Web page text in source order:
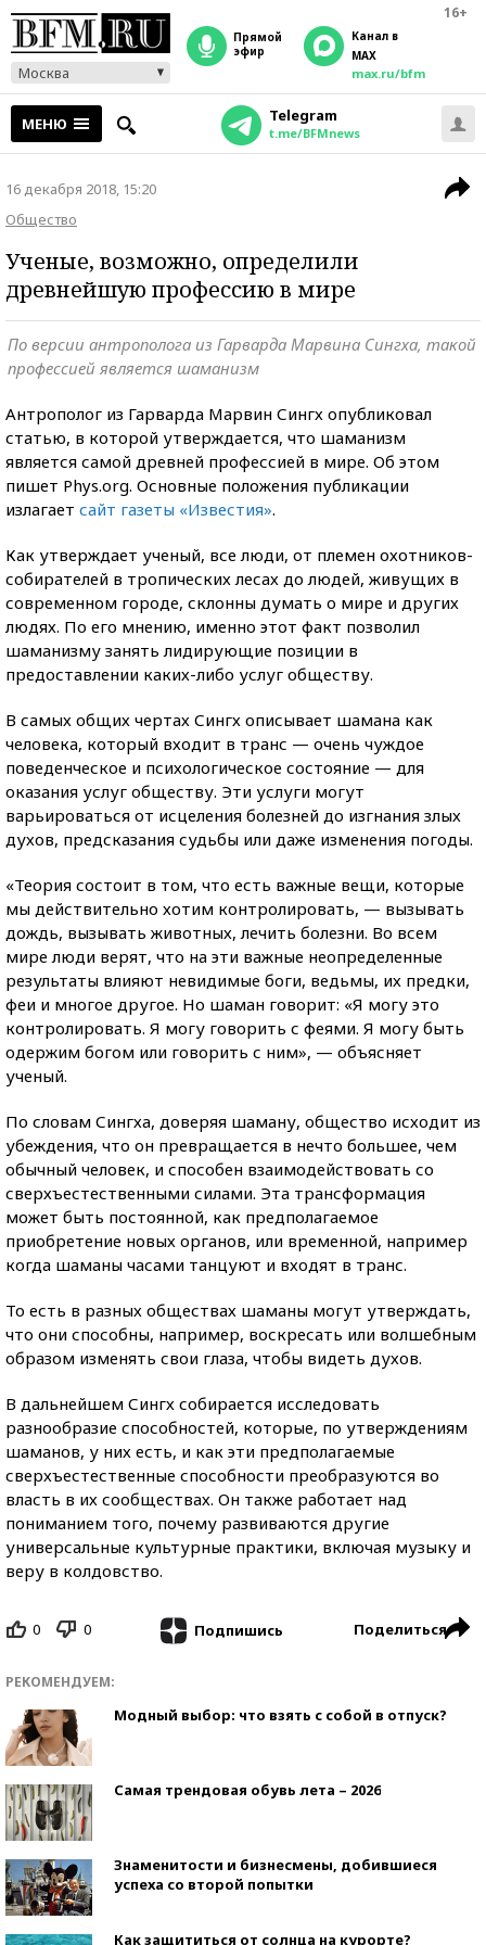
16+
Москва
прямой
эфир
Канал в
MAX
max.ru/bfm
МЕНЮ Telegram
t.me/BFMnews
16 декабря 2018, 15:20
Общество
Ученые, возможно, определили
древнейшую профессию в мире
По версии антрополога из Гарварда Марвина Сингха, такой
профессией является шаманизм
Антрополог из Гарварда Марвин Сингх опубликовал
статью, в которой утверждается, что шаманизм
является самой древней профессией в мире. Об этом
пишет Phys.org. Основные положения публикации
излагает сайт газеты «Известия».
Как утверждает ученый, все люди, от племен охотников-
собирателей в тропических лесах до людей, живущих в
современном городе, склонны думать о мире и других
людях. По его мнению, именно этот факт позволил
шаманизму занять лидирующие позиции в
предоставлении каких-либо услуг обществу.
В самых общих чертах Сингх описывает шамана как
человека, который входит в транс — очень чуждое
поведенческое и психологическое состояние — для
оказания услуг обществу. Эти услуги могут
варьироваться от исцеления болезней до изгнания злых
духов, предсказания судьбы или даже изменения погоды.
«Теория состоит в том, что есть важные вещи, которые
мы действительно хотим контролировать, — вызывать
дождь, вызывать животных, лечить болезни. Во всем
мире люди верят, что на эти важные неопределенные
результаты влияют невидимые боги, ведьмы, их предки,
феи и многое другое. Но шаман говорит: «Я могу это
контролировать. Я могу говорить с феями. Я могу быть
одержим богом или говорить с ним», — объясняет
ученый.
По словам Сингха, доверяя шаману, общество исходит из
убеждения, что он превращается в нечто большее, чем
обычный человек, и способен взаимодействовать со
сверхъестественными силами. Эта трансформация
может быть постоянной, как предполагаемое
приобретение новых органов, или временной, например
когда шаманы часами танцуют и входят в транс.
То есть в разных обществах шаманы могут утверждать,
что они способны, например, воскресать или волшебным
образом изменять свои глаза, чтобы видеть духов.
В дальнейшем Сингх собирается исследовать
разнообразие способностей, которые, по утверждениям
шаманов, у них есть, и как эти предполагаемые
сверхъестественные способности преобразуются во
власть в их сообществах. Он также работает над
пониманием того, почему развиваются другие
универсальные культурные практики, включая музыку и
веру в колдовство.
0 0 Подпишись Поделиться
РЕКОМЕНДУЕМ:
Модный выбор: что взять с собой в отпуск?
Самая трендовая обувь лета – 2026
Знаменитости и бизнесмены, добившиеся
успеха со второй попытки
Как защититься от солнца на курорте?